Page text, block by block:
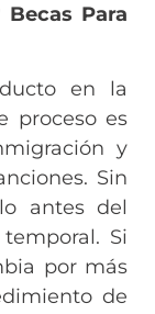
Becas Para
en la
proceso es
y
Sin
antes del
Si
por más
de